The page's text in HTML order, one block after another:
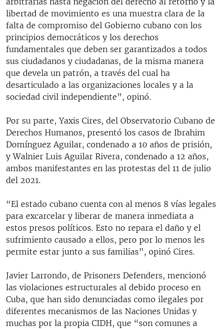
libertad de movimiento es una muestra clara de la
falta de compromiso del Gobierno cubano con los
principios democráticos y los derechos
fundamentales que deben ser garantizados a todos
sus ciudadanos y ciudadanas, de la misma manera
que devela un patrón, a través del cual ha
desarticulado a las organizaciones locales y a la
sociedad civil independiente”, opinó.
Por su parte, Yaxis Cires, del Observatorio Cubano de
Derechos Humanos, presentó los casos de Ibrahim
Domínguez Aguilar, condenado a 10 años de prisión,
y Walnier Luis Aguilar Rivera, condenado a 12 años,
ambos manifestantes en las protestas del 11 de julio
del 2021.
“El estado cubano cuenta con al menos 8 vías legales
para excarcelar y liberar de manera inmediata a
estos presos políticos. Esto no repara el daño y el
sufrimiento causado a ellos, pero por lo menos les
permite estar junto a sus familias”, opinó Cires.
Javier Larrondo, de Prisoners Defenders, mencionó
las violaciones estructurales al debido proceso en
Cuba, que han sido denunciadas como ilegales por
diferentes mecanismos de las Naciones Unidas y
muchas por la propia CIDH, que “son comunes a